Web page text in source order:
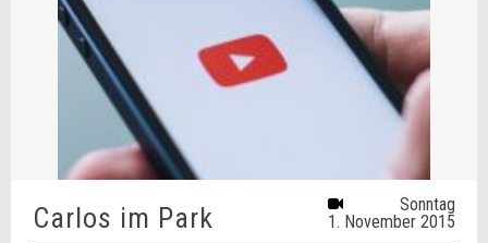
Sonntag
1. November 2015
Carlos im Park